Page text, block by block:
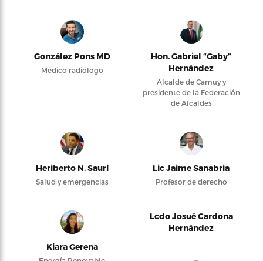
González Pons MD
Médico radiólogo
Hon. Gabriel “Gaby”
Hernández
Alcalde de Camuy y
presidente de la Federación
de Alcaldes
Heriberto N. Saurí
Salud y emergencias
Lic Jaime Sanabria
Profesor de derecho
Kiara Gerena
Lcdo Josué Cardona
Hernández